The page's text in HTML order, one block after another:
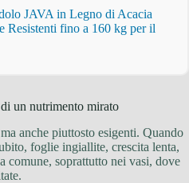
JAVA in Legno di Acacia
Resistenti fino a 160 kg per il
un nutrimento mirato
anche piuttosto esigenti. Quando
foglie ingiallite, crescita lenta,
comune, soprattutto nei vasi, dove